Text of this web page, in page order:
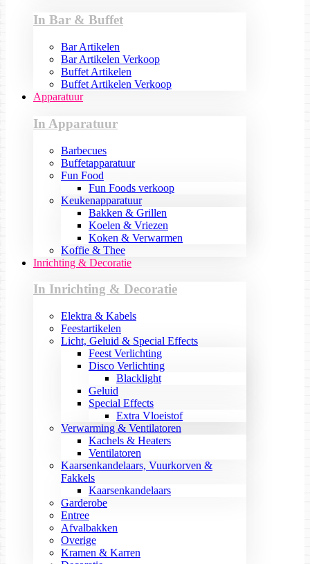
In Bar & Buffet
Bar Artikelen
Bar Artikelen Verkoop
Buffet Artikelen
Buffet Artikelen Verkoop
Apparatuur
In Apparatuur
Barbecues
Buffetapparatuur
Fun Food
Fun Foods verkoop
Keukenapparatuur
Bakken & Grillen
Koelen & Vriezen
Koken & Verwarmen
Koffie & Thee
Inrichting & Decoratie
In Inrichting & Decoratie
Elektra & Kabels
Feestartikelen
Licht, Geluid & Special Effects
Feest Verlichting
Disco Verlichting
Blacklight
Geluid
Special Effects
Extra Vloeistof
Verwarming & Ventilatoren
Kachels & Heaters
Ventilatoren
Kaarsenkandelaars, Vuurkorven &
Fakkels
Kaarsenkandelaars
Garderobe
Entree
Afvalbakken
Overige
Kramen & Karren